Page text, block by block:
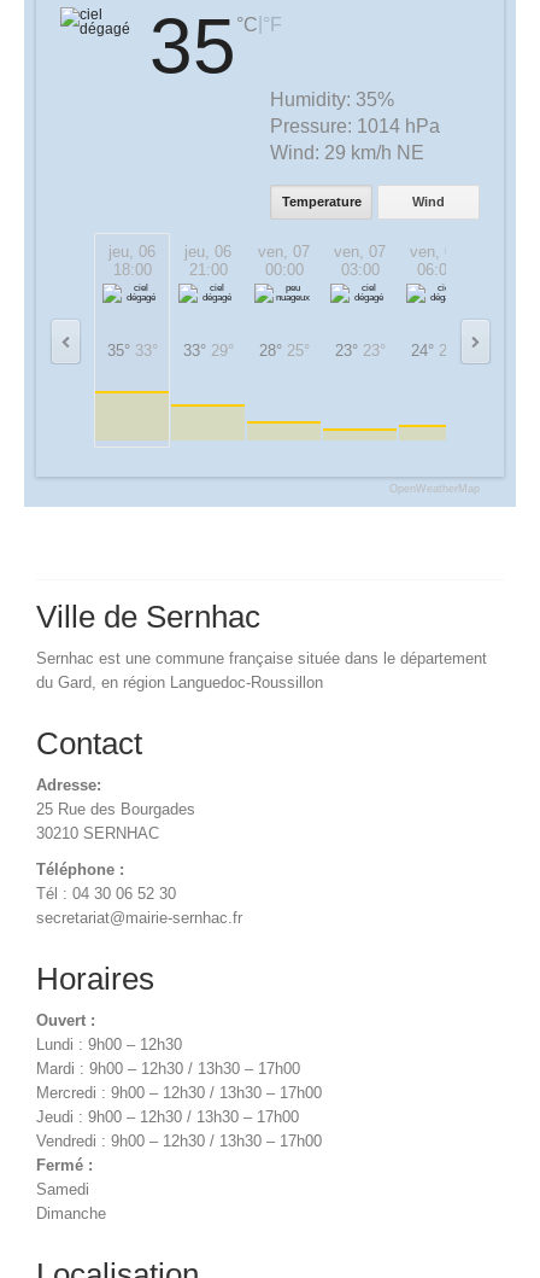
35 °C °F
Humidity: 35%
Pressure: 1014 hPa
Wind: 29 km/h NE
Temperature Wind
jeu, 06
18:00
35° 33°
jeu, 06
21:00
33° 29°
ven, 07
00:00
28° 25°
ven, 07
03:00
23° 23°
ven, 07
06:00
24° 24°
OpenWeatherMap
Ville de Sernhac
Sernhac est une commune française située dans le département
du Gard, en région Languedoc-Roussillon
Contact
Adresse:
25 Rue des Bourgades
30210 SERNHAC
Téléphone :
Tél : 04 30 06 52 30
secretariat@mairie-sernhac.fr
Horaires
Ouvert :
Lundi : 9h00 – 12h30
Mardi : 9h00 – 12h30 / 13h30 – 17h00
Mercredi : 9h00 – 12h30 / 13h30 – 17h00
Jeudi : 9h00 – 12h30 / 13h30 – 17h00
Vendredi : 9h00 – 12h30 / 13h30 – 17h00
Fermé :
Samedi
Dimanche